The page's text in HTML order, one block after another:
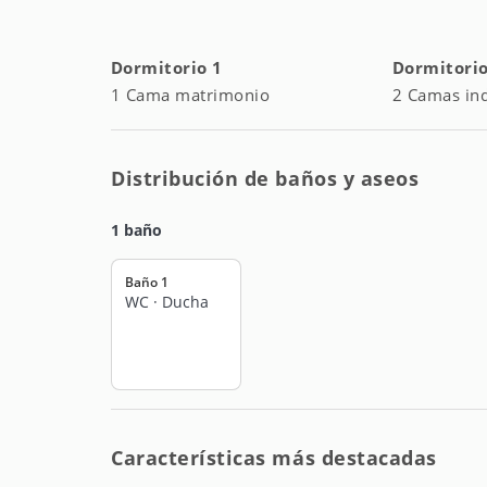
Una elección inteligente para quienes valoran
Dormitorio 1
1 Cama matrimonio
2 Camas
Distribución de baños y aseos
1 baño
Baño 1
WC · Ducha
Características más destacadas